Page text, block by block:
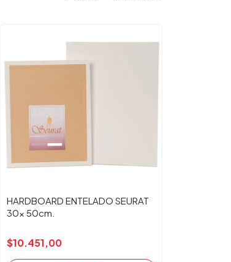
HARDBOARD ENTELADO SEURAT
30x 50cm.
$10.451,00